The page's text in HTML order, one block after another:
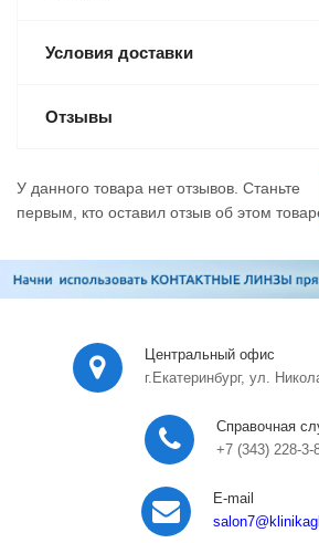
Условия доставки
Отзывы
У данного товара нет отзывов. Станьте
первым, кто оставил отзыв об этом
Центральный офис
г.Екатеринбург, ул.
Справочная
+7 (343) 228-3-
E-mail
salon7